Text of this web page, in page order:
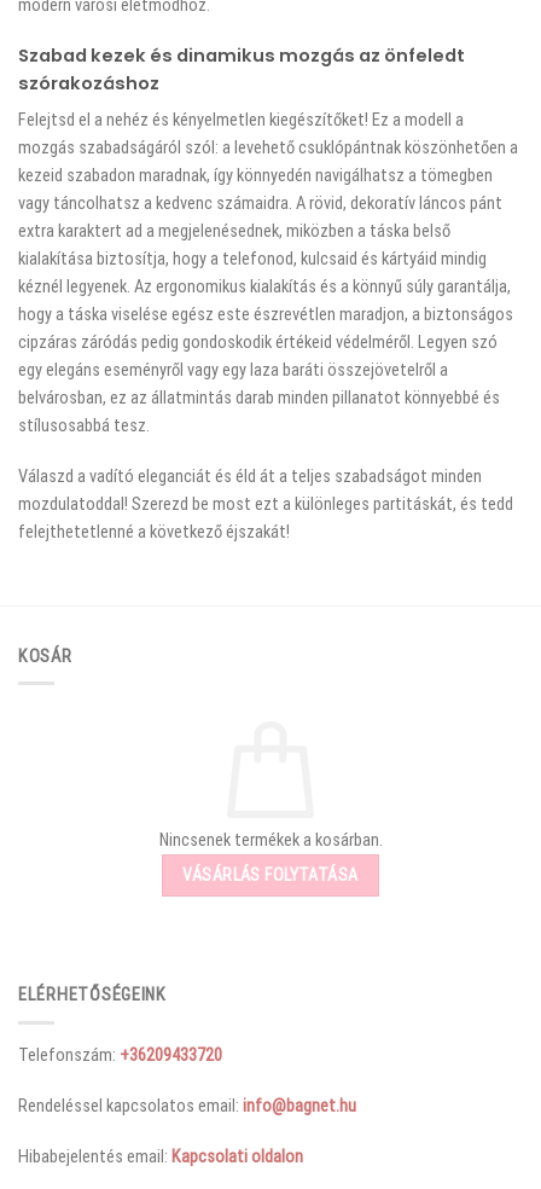
Szabad kezek és dinamikus mozgás az önfeledt
szórakozáshoz
Felejtsd el a nehéz és kényelmetlen kiegészítőket! Ez a modell a
mozgás szabadságáról szól: a levehető csuklópántnak köszönhetően a
kezeid szabadon maradnak, így könnyedén navigálhatsz a tömegben
vagy táncolhatsz a kedvenc számaidra. A rövid, dekoratív láncos pánt
extra karaktert ad a megjelenésednek, miközben a táska belső
kialakítása biztosítja, hogy a telefonod, kulcsaid és kártyáid mindig
kéznél legyenek. Az ergonomikus kialakítás és a könnyű súly garantálja,
hogy a táska viselése egész este észrevétlen maradjon, a biztonságos
cipzáras záródás pedig gondoskodik értékeid védelméről. Legyen szó
egy elegáns eseményről vagy egy laza baráti összejövetelről a
belvárosban, ez az állatmintás darab minden pillanatot könnyebbé és
stílusosabbá tesz.
Válaszd a vadító eleganciát és éld át a teljes szabadságot minden
mozdulatoddal! Szerezd be most ezt a különleges partitáskát, és tedd
felejthetetlenné a következő éjszakát!
KOSÁR
Nincsenek termékek a kosárban.
VÁSÁRLÁS FOLYTATÁSA
ELÉRHETŐSÉGEINK
Telefonszám: +36209433720
Rendeléssel kapcsolatos email: info@bagnet.hu
Hibabejelentés email: Kapcsolati oldalon